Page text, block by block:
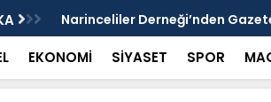
Şanlıurfa’da yaz uyarısı:
Getirin
EKONOMİ SİYASET SPOR